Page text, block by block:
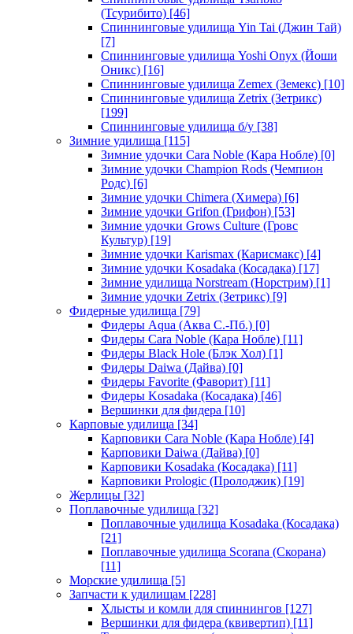
(Тсурибито) [46]
Спиннинговые удилища Yin Tai (Джин Тай)
[7]
Спиннинговые удилища Yoshi Onyx (Йоши
Оникс) [16]
Спиннинговые удилища Zemex (Земекс) [10]
Спиннинговые удилища Zetrix (Зетрикс)
[199]
Спиннинговые удилища б/у [38]
Зимние удилища [115]
Зимние удочки Cara Noble (Кара Нобле) [0]
Зимние удочки Champion Rods (Чемпион
Родс) [6]
Зимние удочки Chimera (Химера) [6]
Зимние удочки Grifon (Грифон) [53]
Зимние удочки Grows Culture (Гровс
Культур) [19]
Зимние удочки Karismax (Карисмакс) [4]
Зимние удочки Kosadaka (Косадака) [17]
Зимние удилища Norstream (Норстрим) [1]
Зимние удочки Zetrix (Зетрикс) [9]
Фидерные удилища [79]
Фидеры Aqua (Аква С.-Пб.) [0]
Фидеры Cara Noble (Кара Нобле) [11]
Фидеры Black Hole (Блэк Хол) [1]
Фидеры Daiwa (Дайва) [0]
Фидеры Favorite (Фаворит) [11]
Фидеры Kosadaka (Косадака) [46]
Вершинки для фидера [10]
Карповые удилища [34]
Карповики Cara Noble (Кара Нобле) [4]
Карповики Daiwa (Дайва) [0]
Карповики Kosadaka (Косадака) [11]
Карповики Prologic (Пролоджик) [19]
Жерлицы [32]
Поплавочные удилища [32]
Поплавочные удилища Kosadaka (Косадака)
[21]
Поплавочные удилища Scorana (Скорана)
[11]
Морские удилища [5]
Запчасти к удилищам [228]
Хлысты и комли для спиннингов [127]
Вершинки для фидера (квивертип) [11]